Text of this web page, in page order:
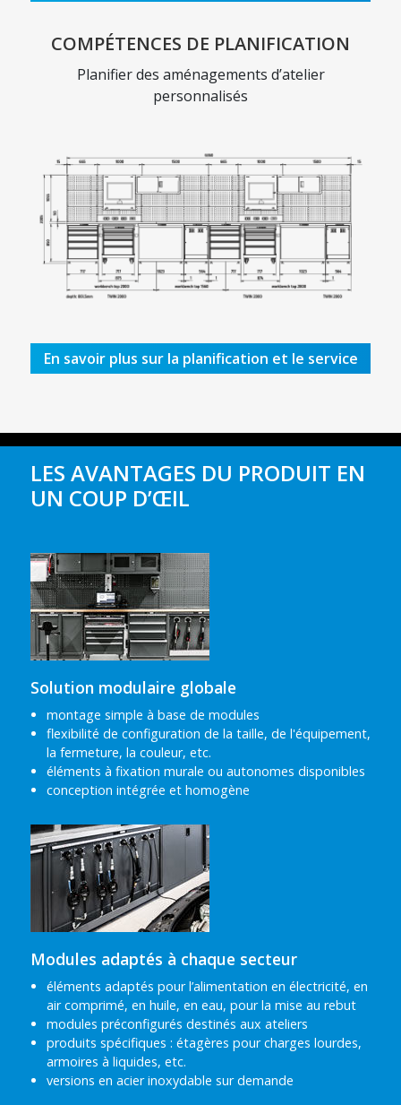
COMPÉTENCES DE PLANIFICATION
Planifier des aménagements d’atelier
personnalisés
En savoir plus sur la planification et le service
LES AVANTAGES DU PRODUIT EN
UN COUP D’ŒIL
Solution modulaire globale
montage simple à base de modules
flexibilité de configuration de la taille, de l'équipement,
la fermeture, la couleur, etc.
éléments à fixation murale ou autonomes disponibles
conception intégrée et homogène
Modules adaptés à chaque secteur
éléments adaptés pour l’alimentation en électricité, en
air comprimé, en huile, en eau, pour la mise au rebut
modules préconfigurés destinés aux ateliers
produits spécifiques : étagères pour charges lourdes,
armoires à liquides, etc.
versions en acier inoxydable sur demande